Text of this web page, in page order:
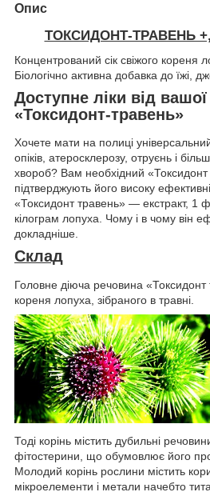
Опис
ТОКСИДОНТ-ТРАВЕНЬ
Концентрований сік свіжого кореня
Біологічно активна добавка до їжі,
Доступне ліки від
«Токсидонт-травень»
Хочете мати на полиці
опіків, атеросклерозу, отруєнь і
хвороб? Вам необхідний
підтверджують його високу
«Токсидонт травень» — екстракт, 1
кілограм лопуха. Чому і в чому він
докладніше.
Склад
Головне діюча речовина
кореня лопуха, зібраного в травні.
Тоді корінь містить дубильні
фітостерини, що обумовлює його
Молодий корінь рослини містить
мікроелементи і метали начебто